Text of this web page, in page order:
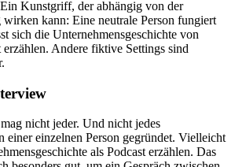
Kunstgriff, der abhängig von der
kann: Eine neutrale Person fungiert
sich die Unternehmensgeschichte von
Andere fiktive Settings sind
nicht jeder. Und nicht jedes
einer einzelnen Person gegründet. Vielleicht
als Podcast erzählen. Das